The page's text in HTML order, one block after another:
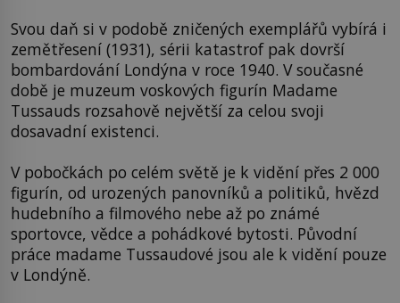
Svou daň si v podobě zničených exemplářů vybírá i
zemětřesení (1931), sérii katastrof pak dovrší
bombardování Londýna v roce 1940. V současné
době je muzeum voskových figurín Madame
Tussauds rozsahově největší za celou svoji
dosavadní existenci.
V pobočkách po celém světě je k vidění přes 2 000
figurín, od urozených panovníků a politiků, hvězd
hudebního a filmového nebe až po známé
sportovce, vědce a pohádkové bytosti. Původní
práce madame Tussaudové jsou ale k vidění pouze
v Londýně.